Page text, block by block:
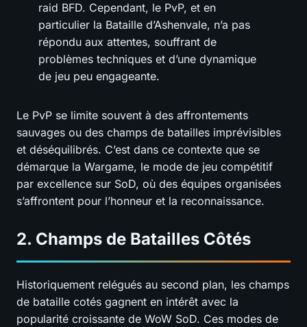
raid BFD. Cependant, le PvP, et en
particulier la Bataille d’Ashenvale, n’a pas
répondu aux attentes, souffrant de
problèmes techniques et d’une dynamique
de jeu peu engageante.
Le PvP se limite souvent à des affrontements
sauvages ou des champs de batailles imprévisibles
et déséquilibrés. C’est dans ce contexte que se
démarque la Wargame, le mode de jeu compétitif
par excellence sur SoD, où des équipes organisées
s’affrontent pour l’honneur et la reconnaissance.
2. Champs de Batailles Côtés
Historiquement relégués au second plan, les champs
de bataille cotés gagnent en intérêt avec la
popularité croissante de WoW SoD. Ces modes de